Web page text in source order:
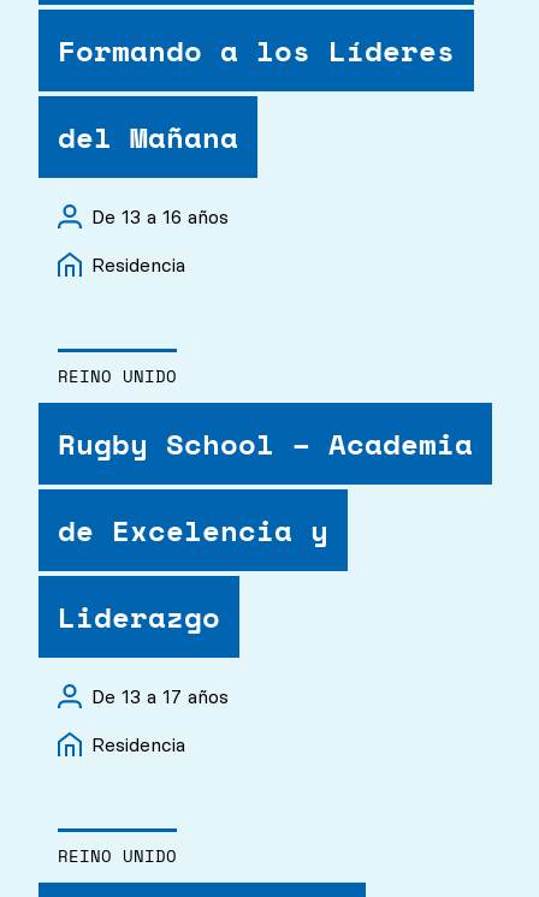
Formando a los Líderes
del Mañana
De 13 a 16 años
Residencia
REINO UNIDO
Rugby School – Academia
de Excelencia y
Liderazgo
De 13 a 17 años
Residencia
REINO UNIDO